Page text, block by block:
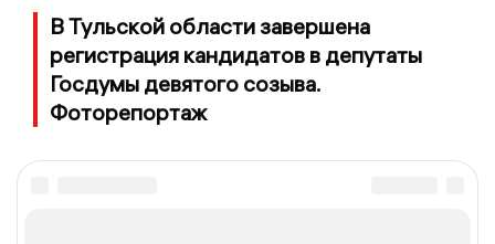
В Тульской области завершена
регистрация кандидатов в депутаты
Госдумы девятого созыва.
Фоторепортаж